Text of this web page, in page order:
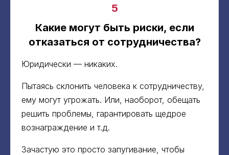
5
Какие могут быть риски, если
отказаться от сотрудничества?
Юридически — никаких.
Пытаясь склонить человека к сотрудничеству,
ему могут угрожать. Или, наоборот, обещать
решить проблемы, гарантировать щедрое
вознаграждение и т.д.
Зачастую это просто запугивание, чтобы